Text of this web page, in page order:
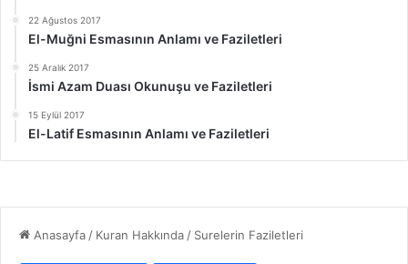
22 Ağustos 2017
El-Muğni Esmasının Anlamı ve Faziletleri
25 Aralık 2017
İsmi Azam Duası Okunuşu ve Faziletleri
15 Eylül 2017
El-Latif Esmasının Anlamı ve Faziletleri